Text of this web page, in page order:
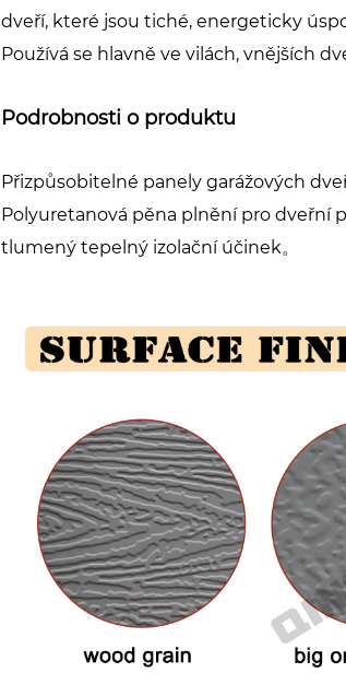
dveří, které jsou tiché, energeticky
Používá se hlavně ve vilách, vnějších
Podrobnosti o produktu
Přizpůsobitelné panely garážových
Polyuretanová pěna plnění pro dveřní
tlumený tepelný izolační účinek。